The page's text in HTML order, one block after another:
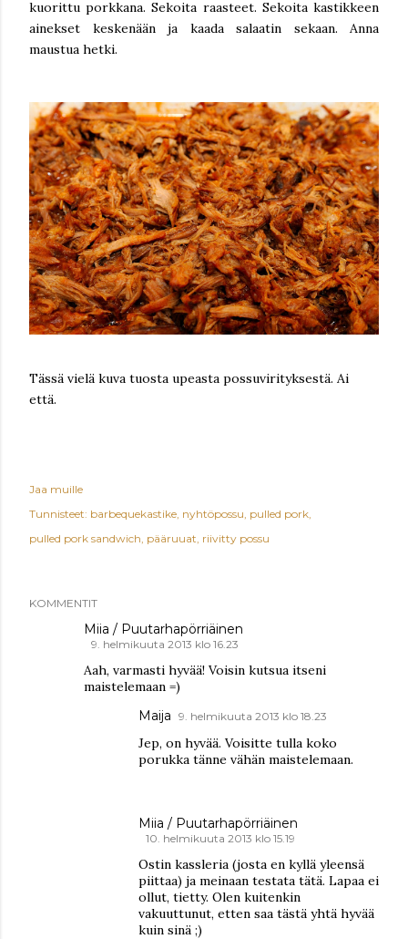
kuorittu porkkana. Sekoita raasteet. Sekoita kastikkeen
ainekset keskenään ja kaada salaatin sekaan. Anna
maustua hetki.
Tässä vielä kuva tuosta upeasta possuvirityksestä. Ai
että.
Jaa muille
Tunnisteet: barbequekastike nyhtöpossu pulled pork
pulled pork sandwich pääruuat riivitty possu
KOMMENTIT
Miia / Puutarhapörriäinen
9. helmikuuta 2013 klo 16.23
Aah, varmasti hyvää! Voisin kutsua itseni
maistelemaan =)
Maija 9. helmikuuta 2013 klo 18.23
Jep, on hyvää. Voisitte tulla koko
porukka tänne vähän maistelemaan.
Miia / Puutarhapörriäinen
10. helmikuuta 2013 klo 15.19
Ostin kassleria (josta en kyllä yleensä
piittaa) ja meinaan testata tätä. Lapaa ei
ollut, tietty. Olen kuitenkin
vakuuttunut, etten saa tästä yhtä hyvää
kuin sinä ;)